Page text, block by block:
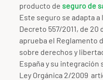
producto de seguro de
Este seguro se adapta
Decreto 557/2011, de 20
aprueba el Reglamento
sobre derechos y
España y su integración
Ley Orgánica 2/2009